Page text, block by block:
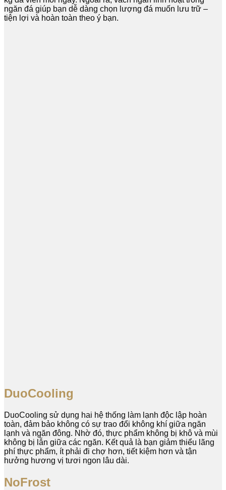
ngăn đá giúp bạn dễ dàng chọn lượng đá muốn lưu trữ –
tiện lợi và hoàn toàn theo ý bạn.
DuoCooling
DuoCooling sử dụng hai hệ thống làm lạnh độc lập hoàn
toàn, đảm bảo không có sự trao đổi không khí giữa ngăn
lạnh và ngăn đông. Nhờ đó, thực phẩm không bị khô và mùi
không bị lẫn giữa các ngăn. Kết quả là bạn giảm thiểu lãng
phí thực phẩm, ít phải đi chợ hơn, tiết kiệm hơn và tận
hưởng hương vị tươi ngon lâu dài.
NoFrost